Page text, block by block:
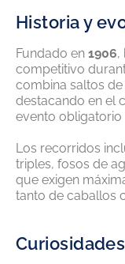
Historia y
Fundado en 1906,
competitivo
combina saltos
destacando en el
evento obligatorio
Los recorridos
triples, fosos de
que exigen
tanto de caballos
Curiosidades